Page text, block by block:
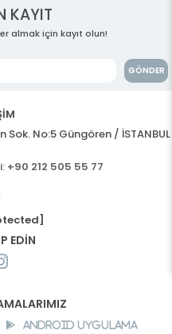
KAYIT
almak için kayıt olun!
GÖNDER
No:5 Güngören / İSTANBUL
+90 212 505 55 77
EDİN
Android Uygulama